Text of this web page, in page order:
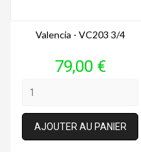
Valencia - VC203 3/4
Prix
79,00 €
AJOUTER AU PANIER